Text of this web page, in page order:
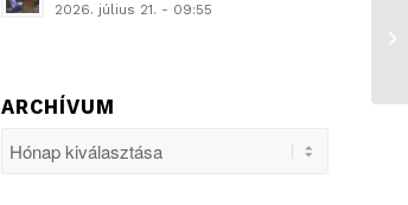
2026. július 21. - 09:55
ARCHÍVUM